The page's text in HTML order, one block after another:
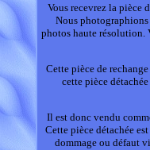
Vous recevrez la pièce
Nous
photos haute résolution.
Cette pièce de
cette pièce
Il est donc vendu
Cette pièce détachée
dommage ou défaut